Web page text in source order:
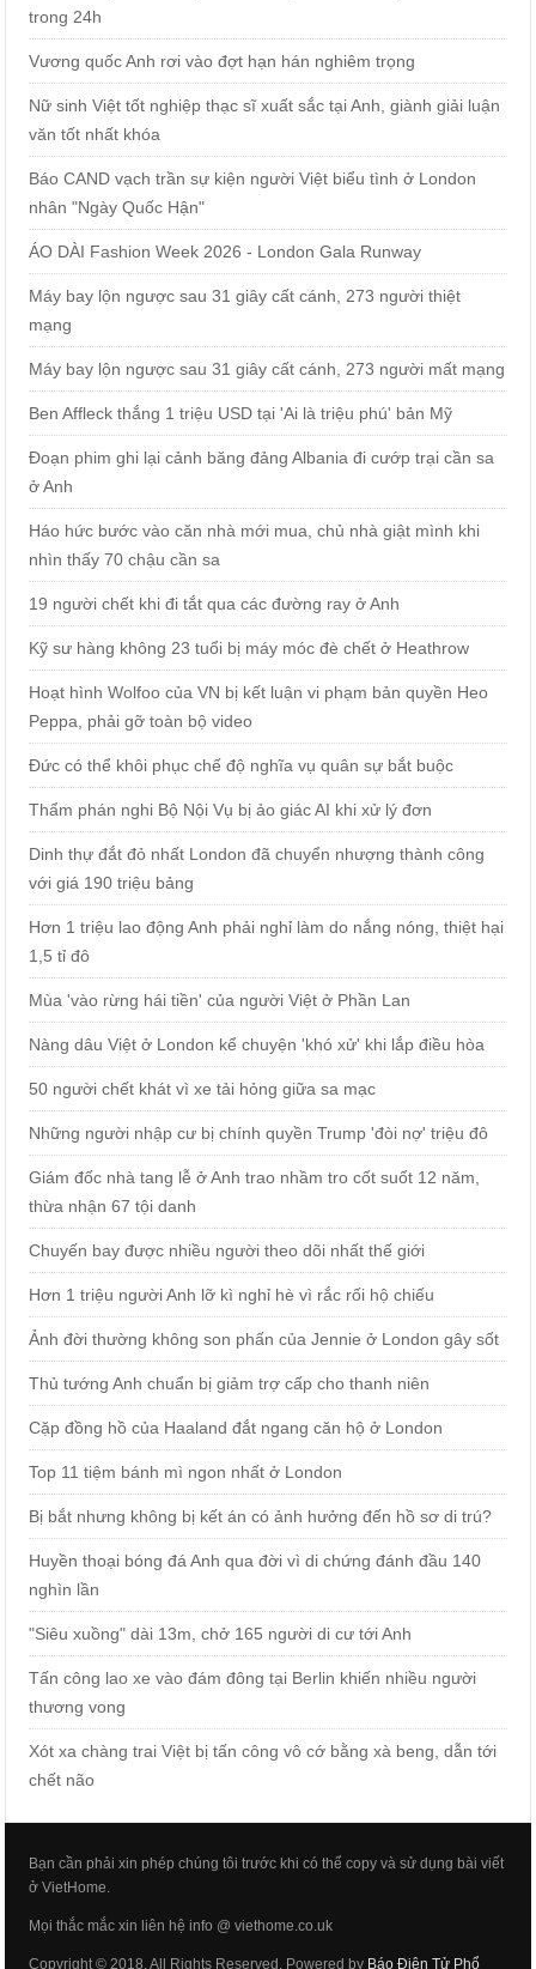
trong 24h
Vương quốc Anh rơi vào đợt hạn hán nghiêm trọng
Nữ sinh Việt tốt nghiệp thạc sĩ xuất sắc tại Anh, giành giải luận
văn tốt nhất khóa
Báo CAND vạch trần sự kiện người Việt biểu tình ở London
nhân "Ngày Quốc Hận"
ÁO DÀI Fashion Week 2026 - London Gala Runway
Máy bay lộn ngược sau 31 giây cất cánh, 273 người thiệt
mạng
Máy bay lộn ngược sau 31 giây cất cánh, 273 người mất mạng
Ben Affleck thắng 1 triệu USD tại 'Ai là triệu phú' bản Mỹ
Đoạn phim ghi lại cảnh băng đảng Albania đi cướp trại cần sa
ở Anh
Háo hức bước vào căn nhà mới mua, chủ nhà giật mình khi
nhìn thấy 70 chậu cần sa
19 người chết khi đi tắt qua các đường ray ở Anh
Kỹ sư hàng không 23 tuổi bị máy móc đè chết ở Heathrow
Hoạt hình Wolfoo của VN bị kết luận vi phạm bản quyền Heo
Peppa, phải gỡ toàn bộ video
Đức có thể khôi phục chế độ nghĩa vụ quân sự bắt buộc
Thẩm phán nghi Bộ Nội Vụ bị ảo giác AI khi xử lý đơn
Dinh thự đắt đỏ nhất London đã chuyển nhượng thành công
với giá 190 triệu bảng
Hơn 1 triệu lao động Anh phải nghỉ làm do nắng nóng, thiệt hại
1,5 tỉ đô
Mùa 'vào rừng hái tiền' của người Việt ở Phần Lan
Nàng dâu Việt ở London kể chuyện 'khó xử' khi lắp điều hòa
50 người chết khát vì xe tải hỏng giữa sa mạc
Những người nhập cư bị chính quyền Trump 'đòi nợ' triệu đô
Giám đốc nhà tang lễ ở Anh trao nhầm tro cốt suốt 12 năm,
thừa nhận 67 tội danh
Chuyến bay được nhiều người theo dõi nhất thế giới
Hơn 1 triệu người Anh lỡ kì nghỉ hè vì rắc rối hộ chiếu
Ảnh đời thường không son phấn của Jennie ở London gây sốt
Thủ tướng Anh chuẩn bị giảm trợ cấp cho thanh niên
Cặp đồng hồ của Haaland đắt ngang căn hộ ở London
Top 11 tiệm bánh mì ngon nhất ở London
Bị bắt nhưng không bị kết án có ảnh hưởng đến hồ sơ di trú?
Huyền thoại bóng đá Anh qua đời vì di chứng đánh đầu 140
nghìn lần
"Siêu xuồng" dài 13m, chở 165 người di cư tới Anh
Tấn công lao xe vào đám đông tại Berlin khiến nhiều người
thương vong
Xót xa chàng trai Việt bị tấn công vô cớ bằng xà beng, dẫn tới
chết não
Bạn cần phải xin phép chúng tôi trước khi có thể copy và sử dụng bài viết
ở VietHome.
Mọi thắc mắc xin liên hệ info @ viethome.co.uk
Copyright © 2018. All Rights Reserved. Powered by Báo Điện Tử Phổ